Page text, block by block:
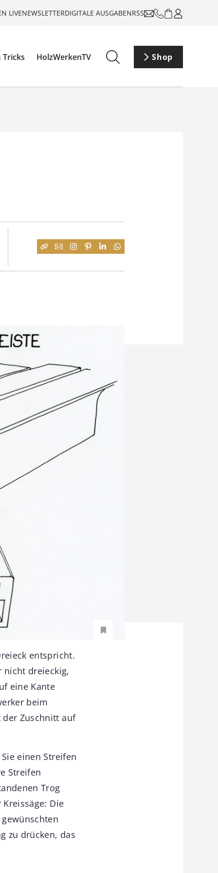
LIVENEWSLETTERDIGITALE AUSGABENRSS
Tricks HolzWerkenTV Shop
entspricht.
nicht dreieckig,
eine Kante
beim
Zuschnitt auf
einen Streifen
Streifen
Trog
Die
zu drücken, das